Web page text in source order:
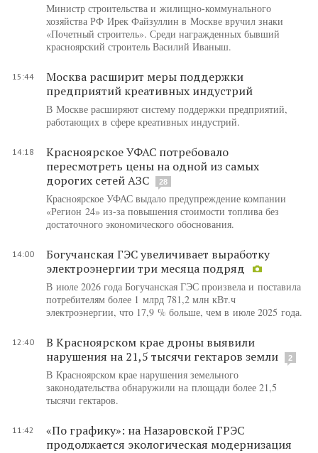
Министр строительства и жилищно-коммунального
хозяйства РФ Ирек Файзуллин в Москве вручил знаки
«Почетный строитель». Среди награжденных бывший
красноярский строитель Василий Иваныш.
15:44
Москва расширит меры поддержки
предприятий креативных индустрий
В Москве расширяют систему поддержки предприятий,
работающих в сфере креативных индустрий.
14:18
Красноярское УФАС потребовало
пересмотреть цены на одной из самых
дорогих сетей АЗС
28
Красноярское УФАС выдало предупреждение компании
«Регион 24» из-за повышения стоимости топлива без
достаточного экономического обоснования.
14:00
Богучанская ГЭС увеличивает выработку
электроэнергии три месяца подряд
В июле 2026 года Богучанская ГЭС произвела и поставила
потребителям более 1 млрд 781,2 млн кВт.ч
электроэнергии, что 17,9 % больше, чем в июле 2025 года.
12:40
В Красноярском крае дроны выявили
нарушения на 21,5 тысячи гектаров земли
2
В Красноярском крае нарушения земельного
законодательства обнаружили на площади более 21,5
тысячи гектаров.
11:42
«По графику»: на Назаровской ГРЭС
продолжается экологическая модернизация